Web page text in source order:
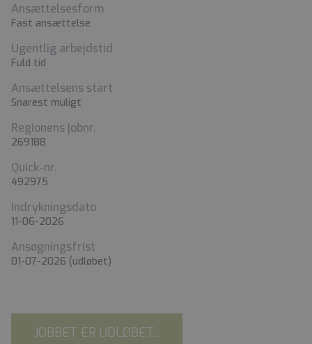
Ansættelsesform
Fast ansættelse
Ugentlig arbejdstid
Fuld tid
Ansættelsens start
Snarest muligt
Regionens jobnr.
269188
Quick-nr.
492975
Indrykningsdato
11-06-2026
Ansøgningsfrist
01-07-2026 (udløbet)
JOBBET ER UDLØBET...